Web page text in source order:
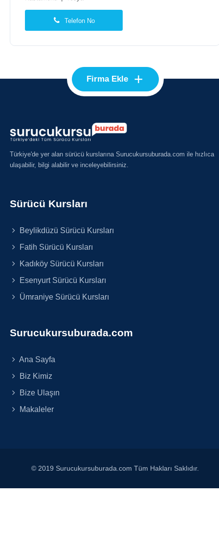
Telefon No
Firma Ekle +
Türkiye'de yer alan sürücü kurslarına Surucukursuburada.com ile hızlıca
ulaşabilir, bilgi alabilir ve inceleyebilirsiniz.
Sürücü Kursları
Beylikdüzü Sürücü Kursları
Fatih Sürücü Kursları
Kadıköy Sürücü Kursları
Esenyurt Sürücü Kursları
Ümraniye Sürücü Kursları
Surucukursuburada.com
Ana Sayfa
Biz Kimiz
Bize Ulaşın
Makaleler
© 2019 Surucukursuburada.com Tüm Hakları Saklıdır.